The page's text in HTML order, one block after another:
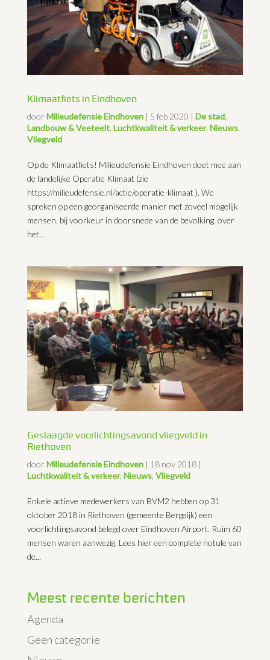
Klimaatfiets in Eindhoven
door Milieudefensie Eindhoven| 5 feb 2020 | De stad,
Landbouw & Veeteelt, Luchtkwaliteit & verkeer, Nieuws,
Vliegveld
Op de Klimaatfiets! Milieudefensie Eindhoven doet mee aan
de landelijke Operatie Klimaat (zie
https://milieudefensie.nl/actie/operatie-klimaat ). We
spreken op een georganiseerde manier met zoveel mogelijk
mensen, bij voorkeur in doorsnede van de bevolking, over
het...
Geslaagde voorlichtingsavond vliegveld in
Riethoven
door Milieudefensie Eindhoven| 18 nov 2018|
Luchtkwaliteit & verkeer, Nieuws, Vliegveld
Enkele actieve medewerkers van BVM2 hebben op 31
oktober 2018 in Riethoven (gemeente Bergeijk) een
voorlichtingsavond belegd over Eindhoven Airport. Ruim 60
mensen waren aanwezig. Lees hier een complete notule van
de...
Meest recente berichten
Agenda
Geen categorie